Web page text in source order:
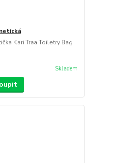
Kari Traa Toiletry Bag
Skladem